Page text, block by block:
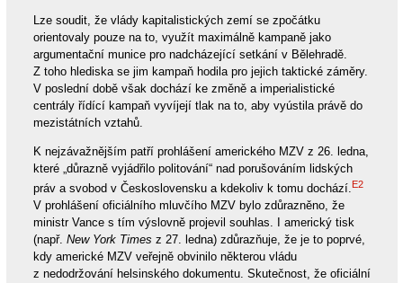
Lze soudit, že vlády kapitalistických zemí se zpočátku
orientovaly pouze na to, využít maximálně kampaně jako
argumentační munice pro nadcházející setkání v Bělehradě.
Z toho hlediska se jim kampaň hodila pro jejich taktické záměry.
V poslední době však dochází ke změně a imperialistické
centrály řídící kampaň vyvíjejí tlak na to, aby vyústila právě do
mezistátních vztahů.
K nejzávažnějším patří prohlášení amerického MZV z 26. ledna,
které „důrazně vyjádřilo politování“ nad porušováním lidských
práv a svobod v Československu a kdekoliv k tomu dochází.E2
V prohlášení oficiálního mluvčího MZV bylo zdůrazněno, že
ministr Vance s tím výslovně projevil souhlas. I americký tisk
(např. New York Times z 27. ledna) zdůrazňuje, že je to poprvé,
kdy americké MZV veřejně obvinilo některou vládu
z nedodržování helsinského dokumentu. Skutečnost, že oficiální